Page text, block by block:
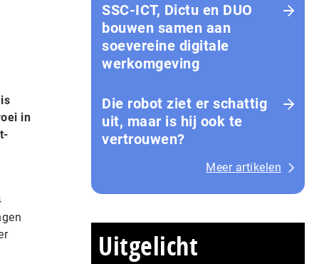
in
SSC-ICT, Dictu en DUO
bouwen samen aan
soevereine digitale
werkomgeving
Die robot ziet er schattig
uit, maar is hij ook te
vertrouwen?
Meer artikelen
Uitgelicht